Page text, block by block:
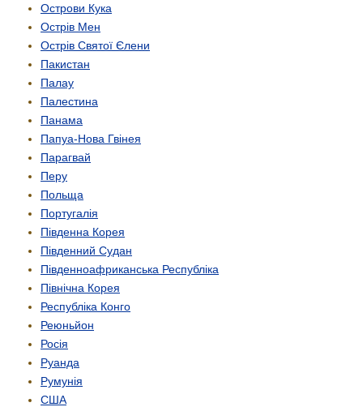
Острови Кука
Острів Мен
Острів Святої Єлени
Пакистан
Палау
Палестина
Панама
Папуа-Нова Гвінея
Парагвай
Перу
Польща
Португалія
Південна Корея
Південний Судан
Південно­африканська Республіка
Північна Корея
Республіка Конго
Реюньйон
Росія
Руанда
Румунія
США